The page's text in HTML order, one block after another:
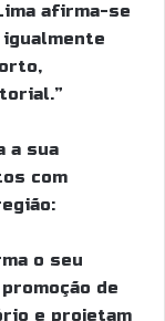
afirma-se
igualmente
a sua
com
o seu
de
e projetam